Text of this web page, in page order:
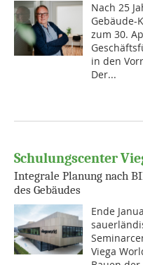
Nach 25
Gebäude-
zum 30.
in den
Der...
Schulungscenter
Integrale Planung nach
des Gebäudes
Ende
Viega